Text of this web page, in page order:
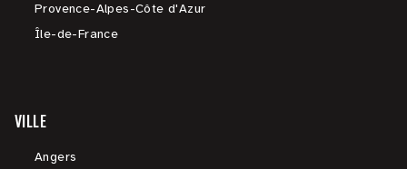
Provence-Alpes-Côte d'Azur
Île-de-France
VILLE
Angers